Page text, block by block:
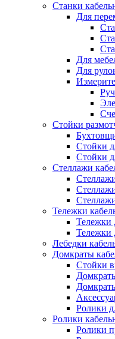
Станки
Для
Для
Для
Стойки
Стойки
Стойки
Стеллажи
Тележки
Тележки
Тележки
Лебедки
Домкраты
Стойки
Ролики
Ролики
Ролики